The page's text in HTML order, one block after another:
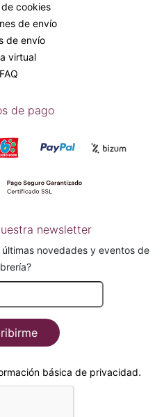
cookies
de envío
de envío
virtual
FAQ
de pago
newsletter
novedades y eventos de
básica de privacidad.